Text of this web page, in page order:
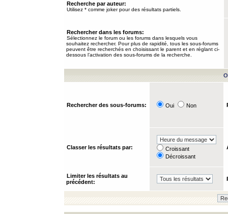
Recherche par auteur:
Utilisez * comme joker pour des résultats partiels.
Rechercher dans les forums:
Sélectionnez le forum ou les forums dans lesquels vous
souhaitez rechercher. Pour plus de rapidité, tous les sous-forums
peuvent être recherchés en choisissant le parent et en réglant ci-
dessous l’activation des sous-forums de la recherche.
Rechercher des sous-forums: Oui Non
Classer les résultats par:
Croissant
Décroissant
Limiter les résultats au
précédent: